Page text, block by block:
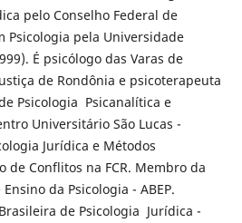
pelo Conselho Federal de
Psicologia pela Universidade
É psicólogo das Varas de
de Rondônia e psicoterapeuta
Psicologia Psicanalítica e
Universitário São Lucas -
Jurídica e Métodos
de Conflitos na FCR. Membro da
da Psicologia - ABEP.
de Psicologia Jurídica -